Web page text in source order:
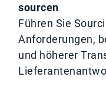
sourcen
Führen Sie
Anforderungen,
und höherer